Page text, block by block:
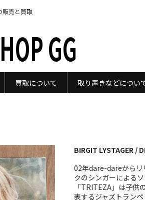
販売と買取
GG
買取について 取り置きなどについ
BIRGIT LYSTAGER /
02年dare-dareからリ
クのシンガーによる
「TRITEZA」は子供
表するジャズトラン